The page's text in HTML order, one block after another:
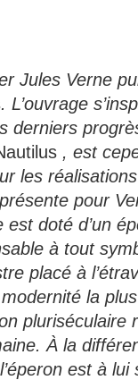
Jules Verne
. L’ouvrage
derniers
, est
les
pour
est doté d’un
à tout
placé à
la
pluriséculaire
À la
est à